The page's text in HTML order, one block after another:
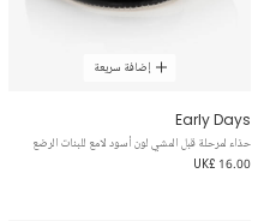
إضافة سريعة
Early Days
حذاء لمرحلة قبل المشي لون أسود لامع للبنات الرضع
UK£ 16.00